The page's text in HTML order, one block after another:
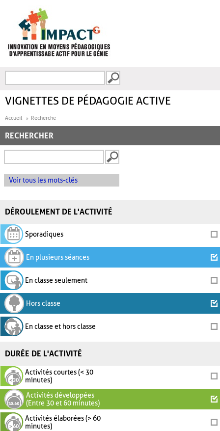
FORMULAIRE DE
VIGNETTES DE PÉDAGOGIE ACTIVE
Accueil Recherche
RECHERCHER
Voir tous les mots-clés
DÉROULEMENT DE L'ACTIVITÉ
Sporadiques
En plusieurs séances
En classe seulement
Hors classe
En classe et hors classe
DURÉE DE L'ACTIVITÉ
Activités courtes (< 30
minutes)
Activités développées
(Entre 30 et 60 minutes)
Activités élaborées (> 60
minutes)